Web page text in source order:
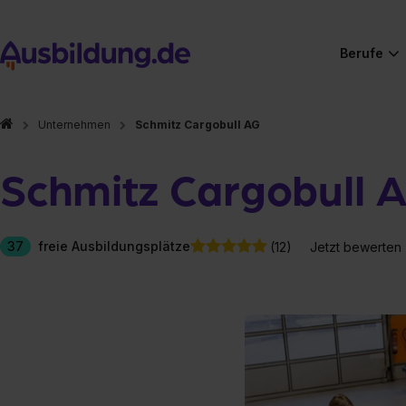
Berufe
Unternehmen Schmitz Cargobull AG
Schmitz Cargobull
37 freie Ausbildungsplätze (12) Jetzt bewerten
Hier gibt es
Hier gibt es
Hier gibt es
Hier gibt es
Hier gibt es